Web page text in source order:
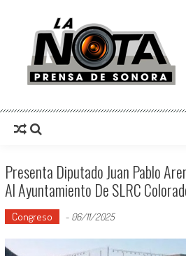
La Nota Prensa De
Presenta Diputado Juan Pablo
Al Ayuntamiento De SLRC
Congreso - 06/11/2025